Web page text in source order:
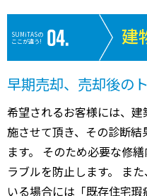
SUMiTASの
ここが違う!
建
早期売却、売却後の
希望されるお客様には、
施させて頂き、その診断
ます。 そのため必要な修
ラブルを防止します。 ま
いる場合には「既存住宅